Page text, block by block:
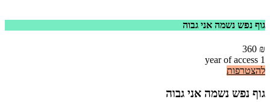
גוף נפש נשמה אני גבוה
360 ₪
1 year of access
להצטרפות
גוף נפש נשמה אני גבוה